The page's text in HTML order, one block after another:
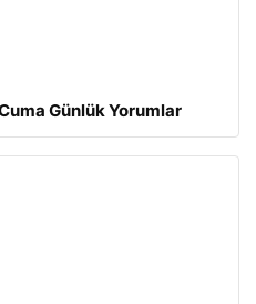
Günlük Yorumlar